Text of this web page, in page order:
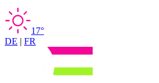
17°
DE | FR